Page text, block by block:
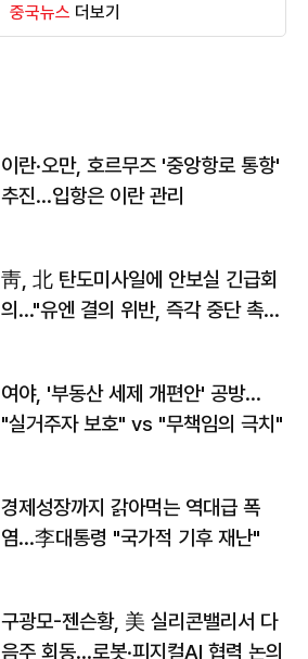
중국뉴스 더보기
이란·오만, 호르무즈 '중앙항로 통항'
추진…입항은 이란 관리
靑, 北 탄도미사일에 안보실 긴급회
의…"유엔 결의 위반, 즉각 중단 촉
여야, '부동산 세제 개편안' 공방…
"실거주자 보호" vs "무책임의 극치"
경제성장까지 갉아먹는 역대급 폭
염…李대통령 "국가적 기후 재난"
구광모-젠슨황, 美 실리콘밸리서 다
음주 회동…로봇·피지컬AI 협력 논의